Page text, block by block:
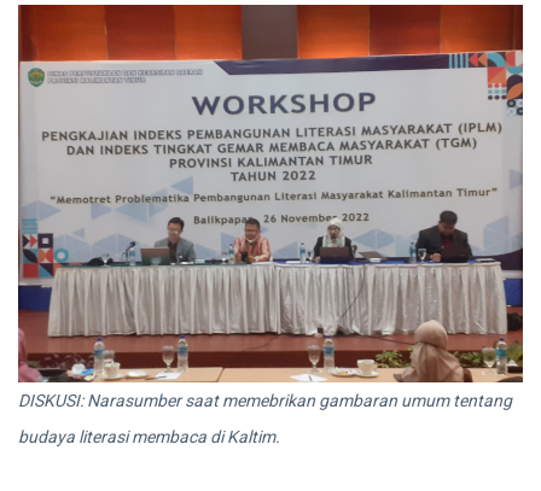
DISKUSI: Narasumber saat memebrikan gambaran umum tentang
budaya literasi membaca di Kaltim.